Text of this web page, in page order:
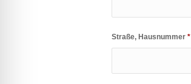
Straße, Hausnummer*